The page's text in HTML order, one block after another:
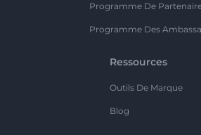
Programme De
Programme Des
Ressources
Outils De Marque
Blog